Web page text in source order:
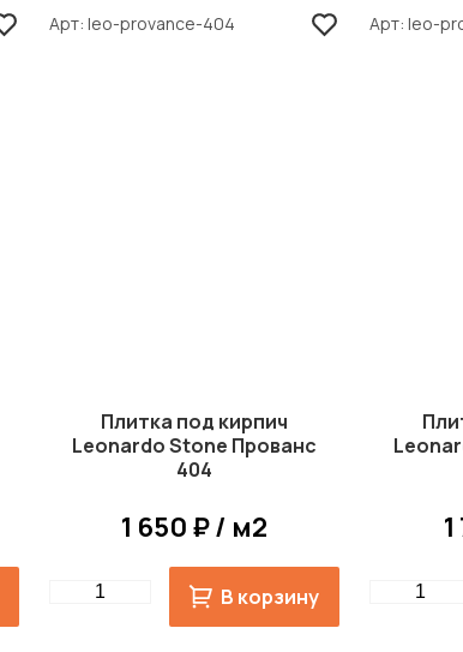
Арт leo-provance-404
Плитка под кирпич
Leonardo Stone Прованс
404
1 650 ₽ / м2
Quantity В корзину
Арт leo-
Quantity